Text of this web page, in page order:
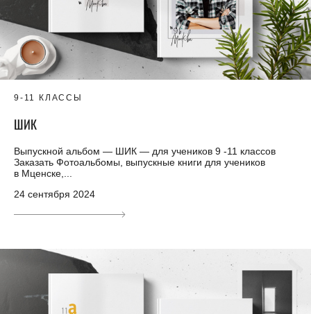
9-11 КЛАССЫ
ШИК
Выпускной альбом — ШИК — для учеников 9 -11 классов
Заказать Фотоальбомы, выпускные книги для учеников
в Мценске,...
24 сентября 2024